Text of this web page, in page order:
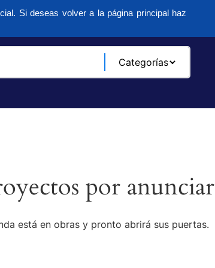
Si deseas volver a la página principal haz
por anunciar
está en obras y pronto abrirá sus puertas.